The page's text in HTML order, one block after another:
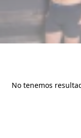
No tenemos